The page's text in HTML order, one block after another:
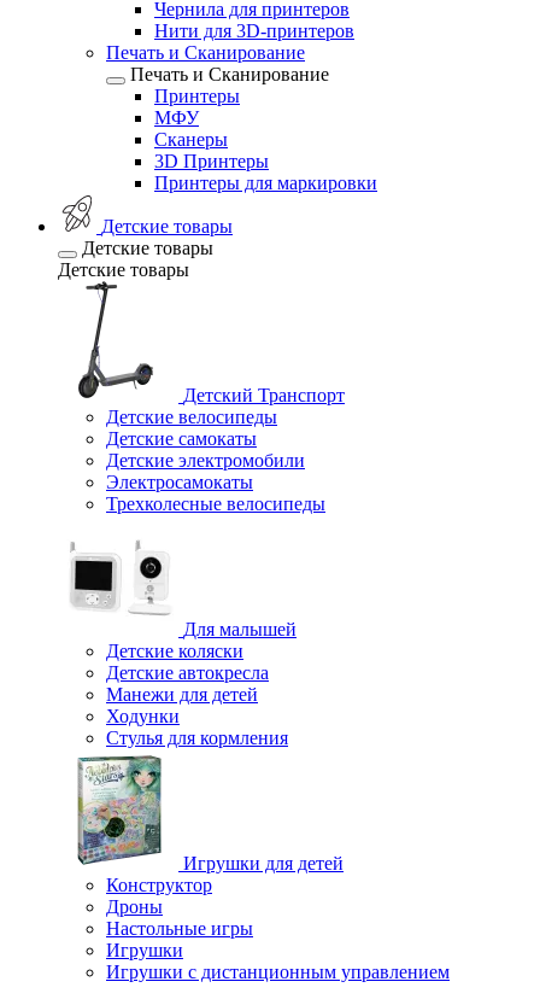
Чернила для принтеров
Нити для 3D-принтеров
Печать и Сканирование
Печать и Сканирование
Принтеры
МФУ
Сканеры
3D Принтеры
Принтеры для маркировки
Детские товары
Детские товары
Детские товары
Детский Транспорт
Детские велосипеды
Детские самокаты
Детские электромобили
Электросамокаты
Трехколесные велосипеды
Для малышей
Детские коляски
Детские автокресла
Манежи для детей
Ходунки
Стулья для кормления
Игрушки для детей
Конструктор
Дроны
Настольные игры
Игрушки
Игрушки c дистанционным управлением